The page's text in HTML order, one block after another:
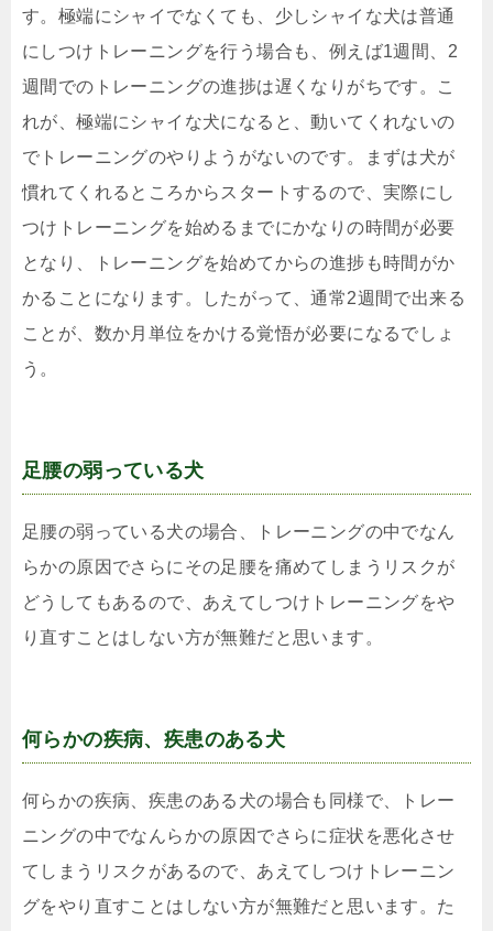
す。極端にシャイでなくても、少しシャイな犬は普通
にしつけトレーニングを行う場合も、例えば1週間、2
週間でのトレーニングの進捗は遅くなりがちです。こ
れが、極端にシャイな犬になると、動いてくれないの
でトレーニングのやりようがないのです。まずは犬が
慣れてくれるところからスタートするので、実際にし
つけトレーニングを始めるまでにかなりの時間が必要
となり、トレーニングを始めてからの進捗も時間がか
かることになります。したがって、通常2週間で出来る
ことが、数か月単位をかける覚悟が必要になるでしょ
う。
足腰の弱っている犬
足腰の弱っている犬の場合、トレーニングの中でなん
らかの原因でさらにその足腰を痛めてしまうリスクが
どうしてもあるので、あえてしつけトレーニングをや
り直すことはしない方が無難だと思います。
何らかの疾病、疾患のある犬
何らかの疾病、疾患のある犬の場合も同様で、トレー
ニングの中でなんらかの原因でさらに症状を悪化させ
てしまうリスクがあるので、あえてしつけトレーニン
グをやり直すことはしない方が無難だと思います。た